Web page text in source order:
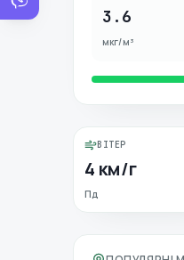
3.6
мкг/м³
ВІТЕР
4 км/г
Пд